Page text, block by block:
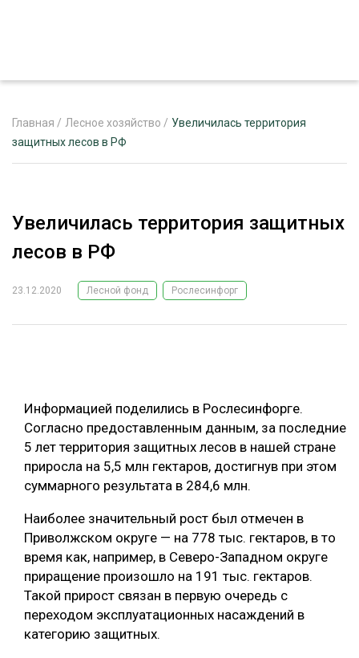
РЕКЛАМОДАТЕЛЯМ
ЛЕСНОЕ ХОЗЯЙСТВО
ЦИФРОВАЯ СРЕДА
БИОЭНЕРГЕТИКА
ЛЕСОВОССТАНОВЛЕНИЕ И ЗАЩИТА
ЛОГИСТИКА
ПРОИЗВОДСТВО ДРЕВЕСНЫХ ПЛИТ
ЦБП
КОМПЛЕКСНАЯ ПЕРЕРАБОТКА
РУБРИКИ
ТЕМАТИЧЕСКИЕ ПРОЕКТЫ
ПОДБОРКИ СТАТЕЙ
Главная / Лесное хозяйство / Увеличилась территория
защитных лесов в РФ
Увеличилась территория защитных
лесов в РФ
23.12.2020 Лесной фонд Рослесинфорг
Информацией поделились в Рослесинфорге.
Согласно предоставленным данным, за последние
5 лет территория защитных лесов в нашей стране
приросла на 5,5 млн гектаров, достигнув при этом
суммарного результата в 284,6 млн.
Наиболее значительный рост был отмечен в
Приволжском округе — на 778 тыс. гектаров, в то
время как, например, в Северо-Западном округе
приращение произошло на 191 тыс. гектаров.
Такой прирост связан в первую очередь с
переходом эксплуатационных насаждений в
категорию защитных.